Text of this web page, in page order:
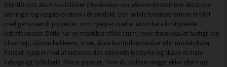
SilentDirects akustiske billeder Efterårsskov om aftenen kombinerer akustiske
løsninger og vægdekoration i ét produkt. Den solide fyrretræsramme er fyldt
med genanvendt polyester, som hjælper med at absorbere forstyrrende
lydrefleksioner. Dette har en mærkbar effekt i rum, hvor støjniveauet hurtigt kan
blive højt, såsom køkkener, stuer, åbne kontorlandskaber eller mødelokaler.
Panelet hjælper med at reducere den oplevede lydstyrke og skabe et mere
behageligt lydbillede. Placer panelet, hvor du oplever meget ekko eller høje